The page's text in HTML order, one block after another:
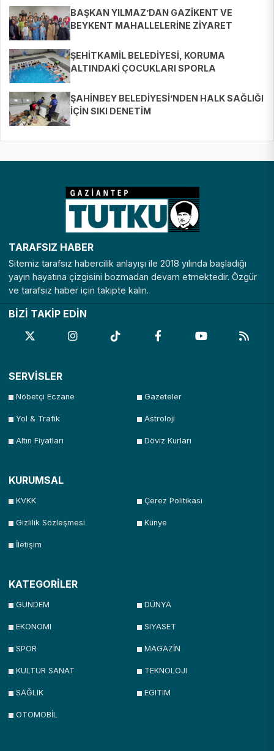
BAŞKAN YILMAZ’DAN GAZİKENT VE
BEYKENT MAHALLELERİNE ZİYARET
ŞEHİTKAMİL BELEDİYESİ, KORUMA
ALTINDAKİ ÇOCUKLARI SPORLA
ŞAHİNBEY BELEDİYESİ’NDEN HALK SAĞLIĞI
İÇİN SIKI DENETİM
TARAFSIZ HABER
Sitemiz tarafsız habercilik anlayışı ile 2018 yılında başladığı
yayın hayatına çizgisini bozmadan devam etmektedir. Özgür
ve tarafsız haber için takipte kalın.
BİZİ TAKİP EDİN
SERVİSLER
Nöbetçi Eczane Gazeteler
Yol & Trafik Astroloji
Altın Fiyatları Döviz Kurları
KURUMSAL
KVKK Çerez Politikası
Gizlilik Sözleşmesi Künye
İletişim
KATEGORİLER
GUNDEM DÜNYA
EKONOMI SIYASET
SPOR MAGAZİN
KULTUR SANAT TEKNOLOJI
SAĞLIK EGITIM
OTOMOBİL